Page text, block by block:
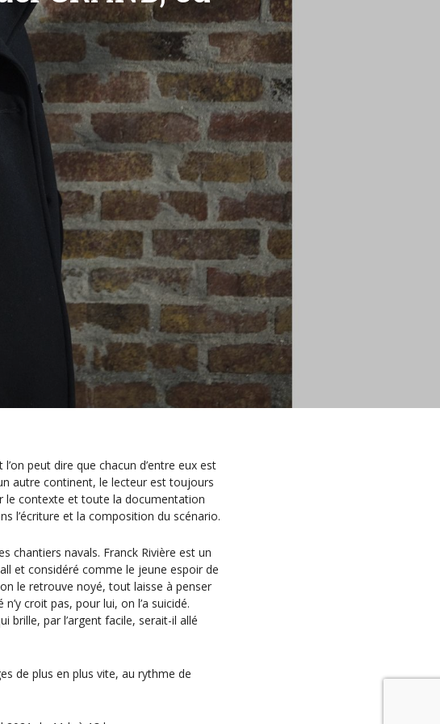
peut dire que chacun d’entre eux est
autre continent, le lecteur est toujours
le contexte et toute la documentation
l’écriture et la composition du scénario.
chantiers navals. Franck Rivière est un
et considéré comme le jeune espoir de
le retrouve noyé, tout laisse à penser
n’y croit pas, pour lui, on l’a suicidé.
brille, par l’argent facile, serait-il allé
de plus en plus vite, au rythme de